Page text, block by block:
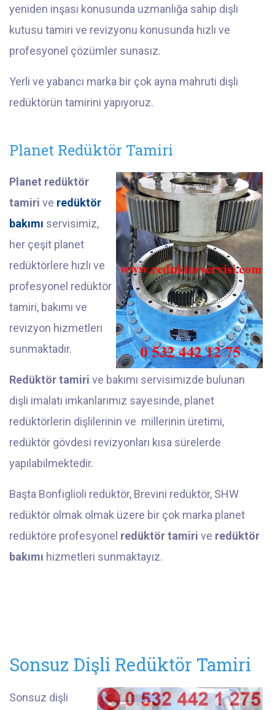
yeniden inşası konusunda uzmanlığa sahip dişli
kutusu tamiri ve revizyonu konusunda hızlı ve
profesyonel çözümler sunasız.
Yerli ve yabancı marka bir çok ayna mahruti dişli
redüktörün tamirini yapıyoruz.
Planet Redüktör Tamiri
Planet redüktör
tamiri ve redüktör
bakımı servisimiz,
her çeşit planet
redüktörlere hızlı ve
profesyonel redüktör
tamiri, bakımı ve
revizyon hizmetleri
sunmaktadır.
Redüktör tamiri ve bakımı servisimizde bulunan
dişli imalatı imkanlarımız sayesinde, planet
redüktörlerin dişlilerinin ve millerinin üretimi,
redüktör gövdesi revizyonları kısa sürelerde
yapılabilmektedir.
Başta Bonfiglioli redüktör, Brevini redüktör, SHW
redüktör olmak olmak üzere bir çok marka planet
redüktöre profesyonel redüktör tamiri ve redüktör
bakımı hizmetleri sunmaktayız.
Sonsuz Dişli Redüktör Tamiri
Sonsuz dişli